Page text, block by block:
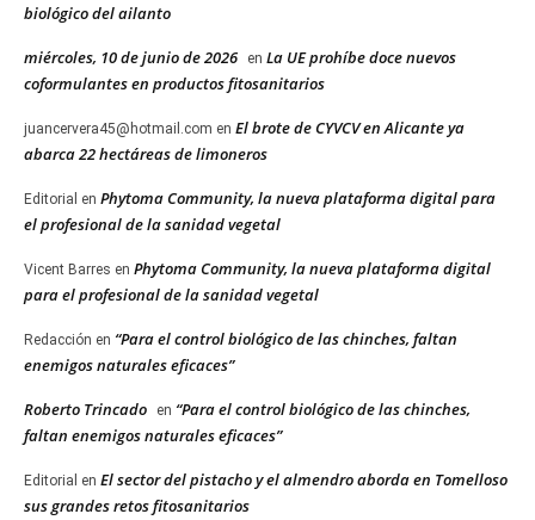
biológico del ailanto
miércoles, 10 de junio de 2026 en La UE prohíbe doce nuevos
coformulantes en productos fitosanitarios
juancervera45@hotmail.com en El brote de CYVCV en Alicante ya
abarca 22 hectáreas de limoneros
Editorial en Phytoma Community, la nueva plataforma digital para
el profesional de la sanidad vegetal
Vicent Barres en Phytoma Community, la nueva plataforma digital
para el profesional de la sanidad vegetal
Redacción en “Para el control biológico de las chinches, faltan
enemigos naturales eficaces”
Roberto Trincado en “Para el control biológico de las chinches,
faltan enemigos naturales eficaces”
Editorial en El sector del pistacho y el almendro aborda en Tomelloso
sus grandes retos fitosanitarios